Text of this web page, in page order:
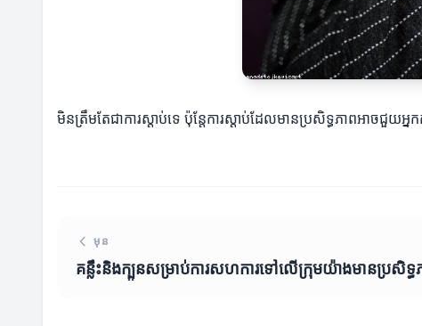
មិនត្រឹមតែជាការស្តាប់ទេ ប៉ុន្តែការស្តាប់ដែលមានប្រសិទ្ធភាពអាចជួ
មុន
គន្លឹះនិងក្បួនសម្រាប់ការសហការទៅលើក្រុមយ៉ាងមានប្រសិទ្ធ